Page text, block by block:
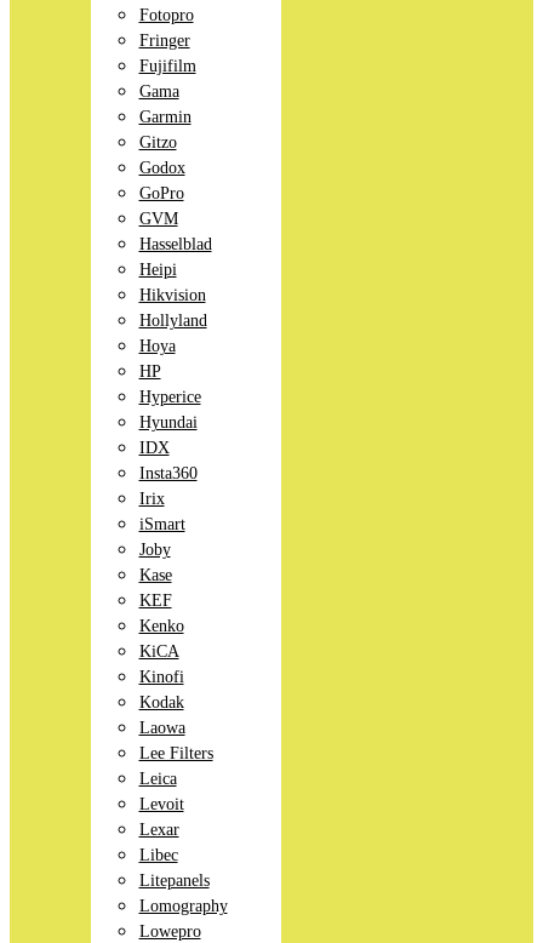
Fotopro
Fringer
Fujifilm
Gama
Garmin
Gitzo
Godox
GoPro
GVM
Hasselblad
Heipi
Hikvision
Hollyland
Hoya
HP
Hyperice
Hyundai
IDX
Insta360
Irix
iSmart
Joby
Kase
KEF
Kenko
KiCA
Kinofi
Kodak
Laowa
Lee Filters
Leica
Levoit
Lexar
Libec
Litepanels
Lomography
Lowepro